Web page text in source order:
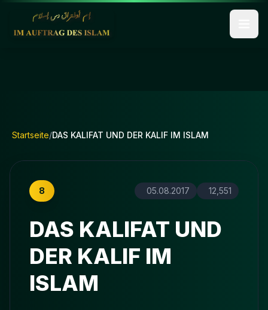
Startseite/DAS KALIFAT UND DER KALIF IM ISLAM
8 05.08.2017 12,551
DAS KALIFAT UND
DER KALIF IM
ISLAM